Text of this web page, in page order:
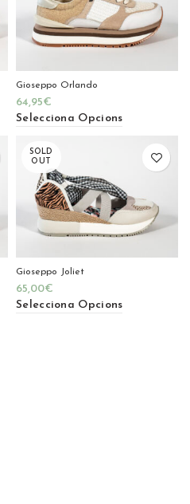
Gioseppo Orlando
64,95€
Selecciona Opcions
SOLD
OUT
Gioseppo Joliet
65,00€
Selecciona Opcions